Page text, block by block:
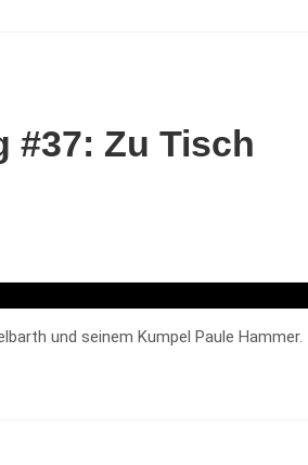
#37: Zu Tisch
und seinem Kumpel Paule Hammer.